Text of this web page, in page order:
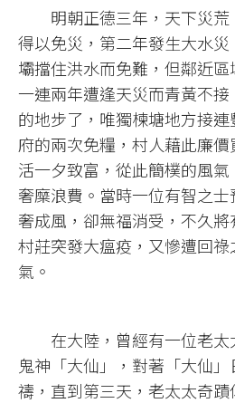
明朝正德三年，天下災荒
得以免災，第二年發生大水
壩擋住洪水而免難，但鄰近區
一連兩年遭逢天災而青黃不
的地步了，唯獨楝塘地方接
府的兩次免糧，村人藉此廉
活一夕致富，從此簡樸的風
奢糜浪費。當時一位有智之
奢成風，卻無福消受，不久
村莊突發大瘟疫，又慘遭回
氣。
在大陸，曾經有一位老太
鬼神「大仙」，對著「大仙
禱，直到第三天，老太太奇